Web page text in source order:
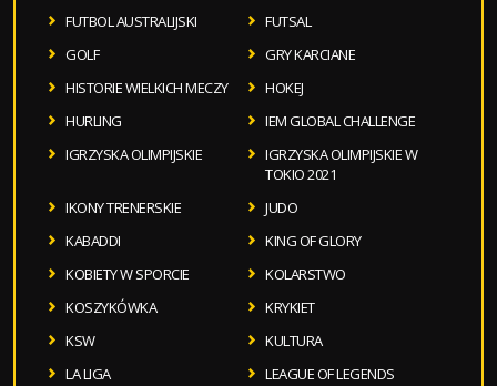
FUTBOL AUSTRALIJSKI
FUTSAL
GOLF
GRY KARCIANE
HISTORIE WIELKICH MECZY
HOKEJ
HURLING
IEM GLOBAL CHALLENGE
IGRZYSKA OLIMPIJSKIE
IGRZYSKA OLIMPIJSKIE W
TOKIO 2021
IKONY TRENERSKIE
JUDO
KABADDI
KING OF GLORY
KOBIETY W SPORCIE
KOLARSTWO
KOSZYKÓWKA
KRYKIET
KSW
KULTURA
LA LIGA
LEAGUE OF LEGENDS